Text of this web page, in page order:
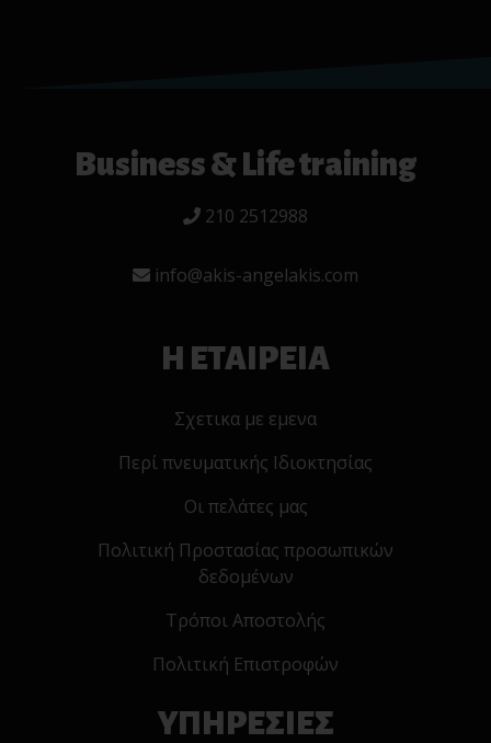
Business & Life training
210 2512988
info@akis-angelakis.com
Η ΕΤΑΙΡΕΙΑ
Σχετικα με εμενα
Περί πνευματικής Ιδιοκτησίας
Οι πελάτες μας
Πολιτική Προστασίας προσωπικών
δεδομένων
Τρόποι Αποστολής
Πολιτική Επιστροφών
ΥΠΗΡΕΣΙΕΣ